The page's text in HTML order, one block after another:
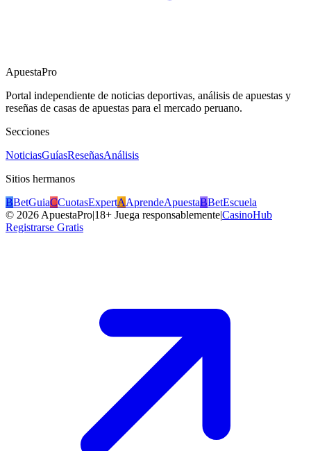
ApuestaPro
Portal independiente de noticias deportivas, análisis de apuestas y
reseñas de casas de apuestas para el mercado peruano.
Secciones
NoticiasGuíasReseñasAnálisis
Sitios hermanos
BBetGuiaCCuotasExpertAAprendeApuestaBBetEscuela
© 2026ApuestaPro|18+ Juega responsablemente|CasinoHub
Registrarse Gratis